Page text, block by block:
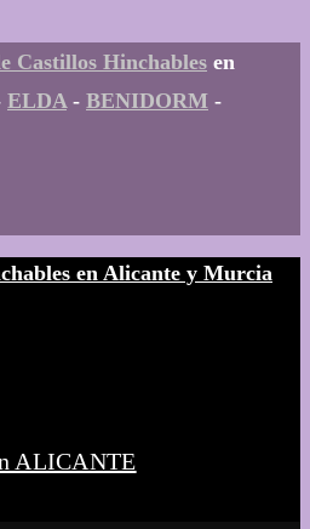
Castillos Hinchables en
ELDA- BENIDORM -
ALICANTE